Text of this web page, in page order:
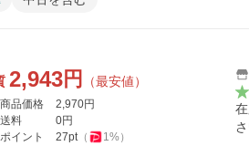
2,943円 （最安値）
商品価格 2,970円
送料
0円
ポイント
27pt（ 1%）